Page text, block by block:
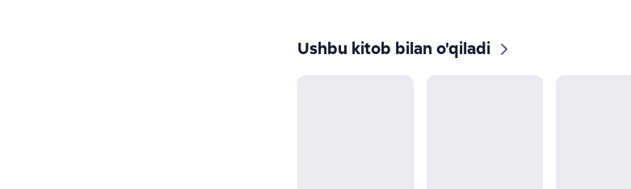
Ushbu kitob bilan o'qiladi